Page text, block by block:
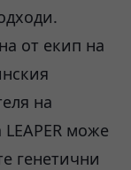
от екип на
на
може
генетични